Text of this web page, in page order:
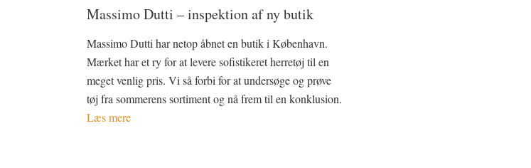
Massimo Dutti – inspektion af ny butik
Massimo Dutti har netop åbnet en butik i København.
Mærket har et ry for at levere sofistikeret herretøj til en
meget venlig pris. Vi så forbi for at undersøge og prøve
tøj fra sommerens sortiment og nå frem til en konklusion.
Læs mere